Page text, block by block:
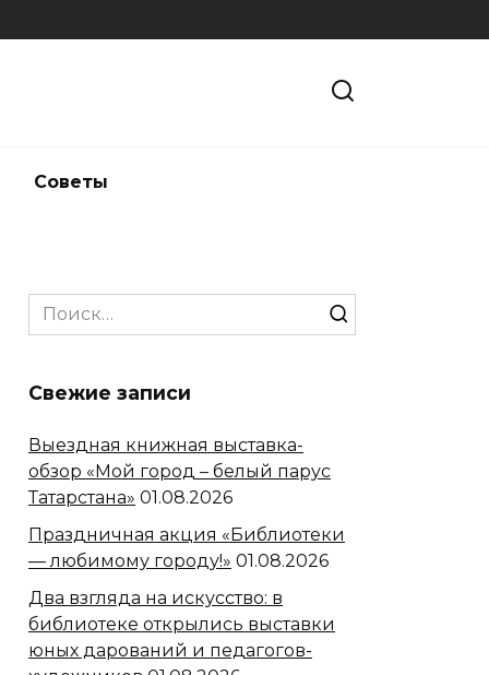
Советы
Search
for:
Свежие записи
Выездная книжная выставка-
обзор «Мой город – белый парус
Татарстана» 01.08.2026
Праздничная акция «Библиотеки
— любимому городу!» 01.08.2026
Два взгляда на искусство: в
библиотеке открылись выставки
юных дарований и педагогов-